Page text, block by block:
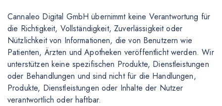
Cannaleo Digital GmbH übernimmt keine Verantwortung für
die Richtigkeit, Vollständigkeit, Zuverlässigkeit oder
Nützlichkeit von Informationen, die von Benutzern wie
Patienten, Ärzten und Apotheken veröffentlicht werden. Wir
unterstützen keine spezifischen Produkte, Dienstleistungen
oder Behandlungen und sind nicht für die Handlungen,
Produkte, Dienstleistungen oder Inhalte der Nutzer
verantwortlich oder haftbar.